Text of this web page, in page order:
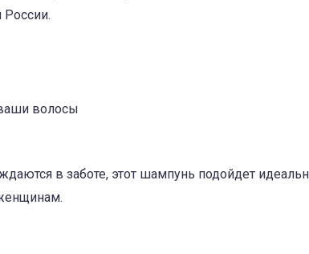
волосы
в заботе, этот шампунь подойдет